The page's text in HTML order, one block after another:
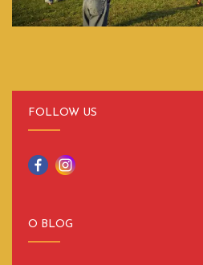
FOLLOW US
O BLOG